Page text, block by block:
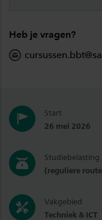
Heb je vragen?
Start
26 mei 2026
Studiebelasting
(reguliere
Vakgebied
Techniek & ICT